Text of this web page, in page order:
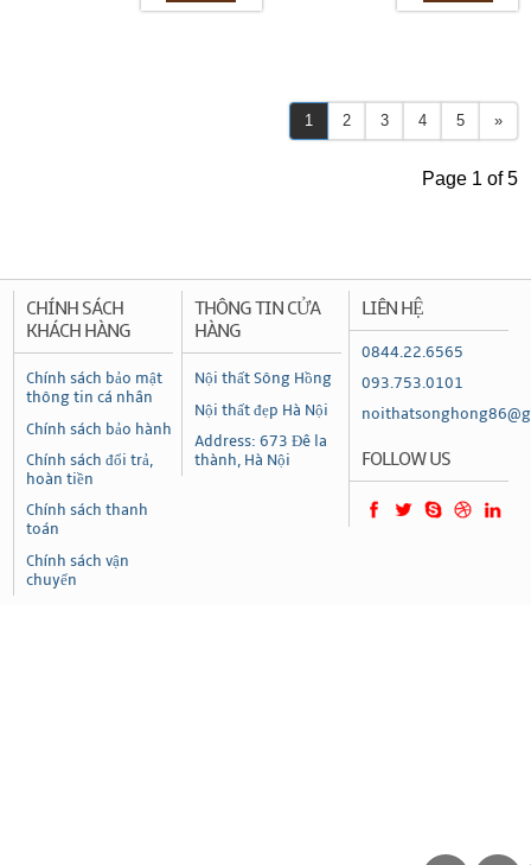
1 2 3 4 5 »
Page 1 of 5
CHÍNH SÁCH
KHÁCH HÀNG
Chính sách bảo mật
thông tin cá nhân
Chính sách bảo hành
Chính sách đổi trả,
hoàn tiền
Chính sách thanh
toán
Chính sách vận
chuyển
THÔNG TIN CỬA
HÀNG
Nội thất Sông Hồng
Nội thất đẹp Hà Nội
Address: 673 Đê la
thành, Hà Nội
LIÊN HỆ
0844.22.6565
093.753.0101
FOLLOW US